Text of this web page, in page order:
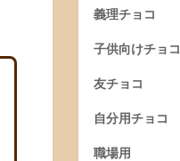
義理チョコ
子供向けチョコ
友チョコ
自分用チョコ
職場用